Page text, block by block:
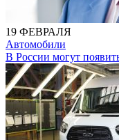
19 ФЕВРАЛЯ
Автомобили
В России могут